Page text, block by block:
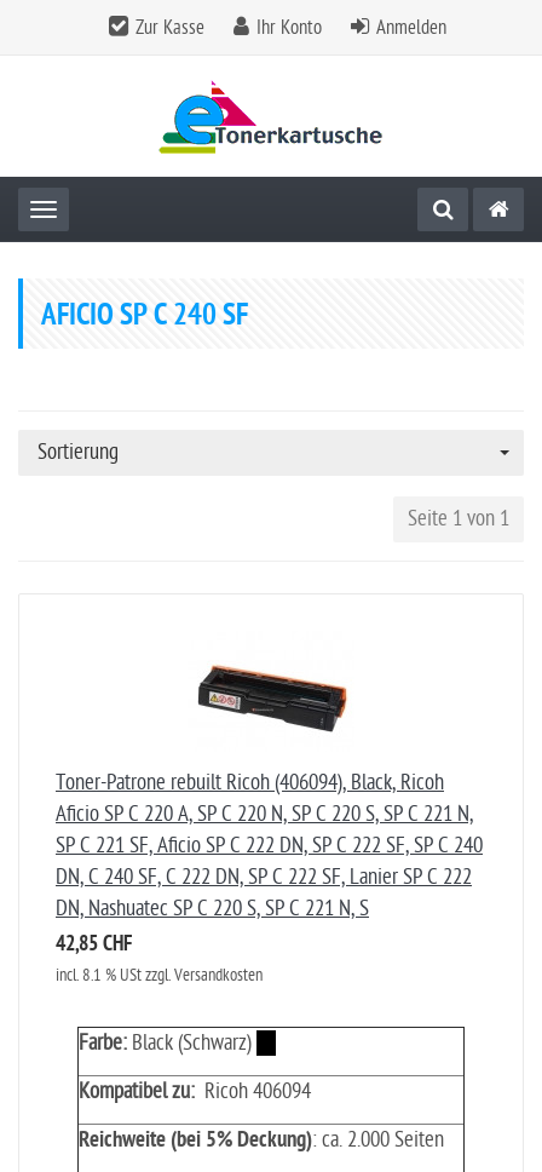
Zur Kasse Ihr Konto Anmelden
Toggle navigation
AFICIO SP C 240 SF
Sortierung
Seite 1 von 1
Toner-Patrone rebuilt Ricoh (406094), Black, Ricoh
Aficio SP C 220 A, SP C 220 N, SP C 220 S, SP C 221 N,
SP C 221 SF, Aficio SP C 222 DN, SP C 222 SF, SP C 240
DN, C 240 SF, C 222 DN, SP C 222 SF, Lanier SP C 222
DN, Nashuatec SP C 220 S, SP C 221 N, S
42,85 CHF
incl. 8.1 % USt zzgl. Versandkosten
Farbe: Black (Schwarz)
Kompatibel zu: Ricoh 406094
Reichweite (bei 5% Deckung): ca. 2.000 Seiten